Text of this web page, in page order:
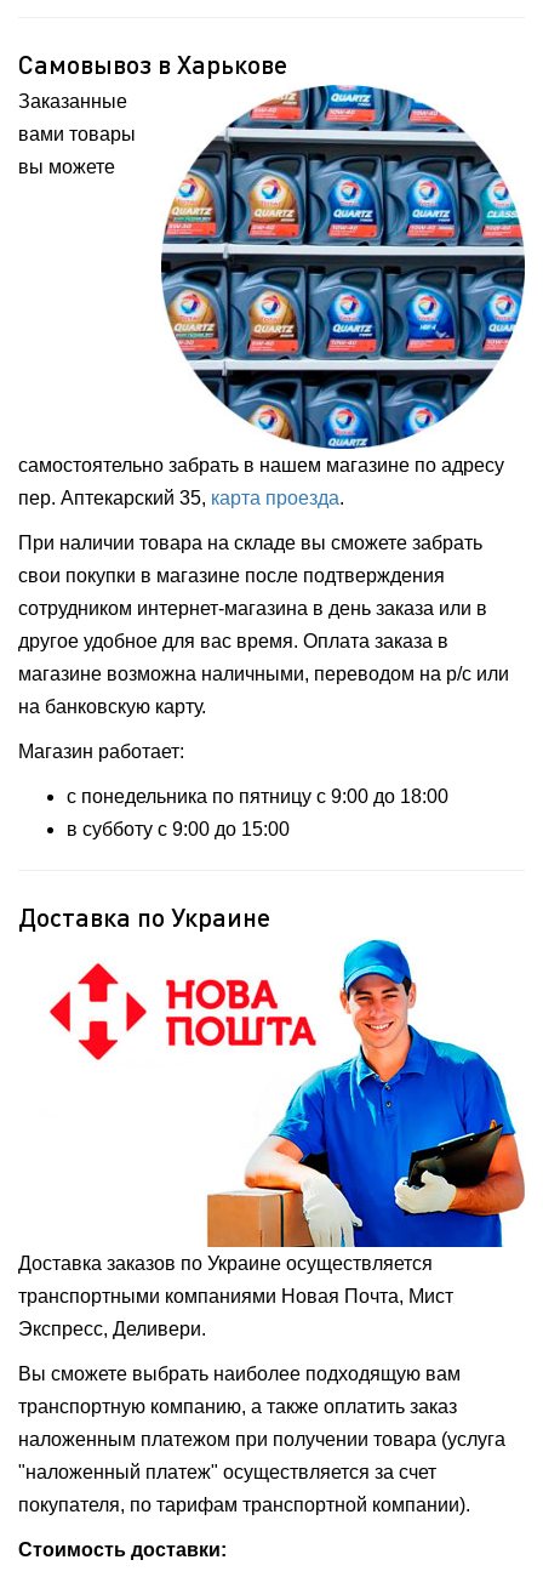
Самовывоз в Харькове
Заказанные
вами товары
вы можете
самостоятельно забрать в нашем магазине по адресу
пер. Аптекарский 35, карта проезда.
При наличии товара на складе вы сможете забрать
свои покупки в магазине после подтверждения
сотрудником интернет-магазина в день заказа или в
другое удобное для вас время. Оплата заказа в
магазине возможна наличными, переводом на р/с или
на банковскую карту.
Магазин работает:
с понедельника по пятницу с 9:00 до 18:00
в субботу с 9:00 до 15:00
Доставка по Украине
Доставка заказов по Украине осуществляется
транспортными компаниями Новая Почта, Мист
Экспресс, Деливери.
Вы сможете выбрать наиболее подходящую вам
транспортную компанию, а также оплатить заказ
наложенным платежом при получении товара (услуга
"наложенный платеж" осуществляется за счет
покупателя, по тарифам транспортной компании).
Стоимость доставки: